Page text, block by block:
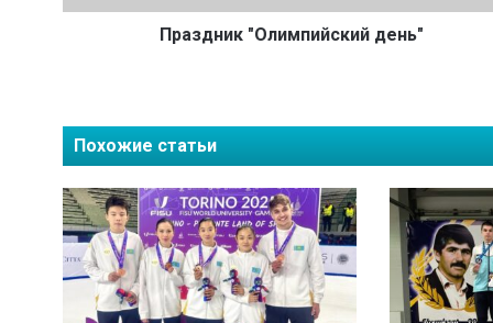
"
п
й
с
к
и
й
д
Праздник "Олимпийский день"
Похожие статьи